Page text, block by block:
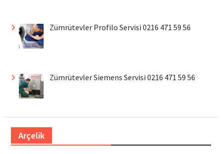
Zümrütevler Profilo Servisi 0216 471 59 56
Zümrütevler Siemens Servisi 0216 471 59 56
Arçelik